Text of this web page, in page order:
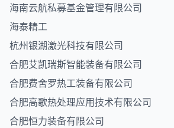
海南云航私募基金管理有限公司
海泰精工
杭州银湖激光科技有限公司
合肥艾凯瑞斯智能装备有限公司
合肥费舍罗热工装备有限公司
合肥高歌热处理应用技术有限公司
合肥恒力装备有限公司